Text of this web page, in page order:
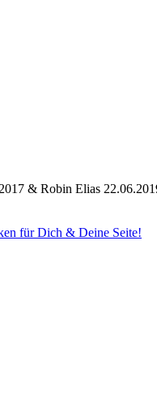
& Robin Elias
für Dich & Deine Seite!